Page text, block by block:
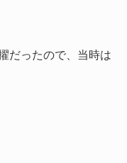
だったので、当時は